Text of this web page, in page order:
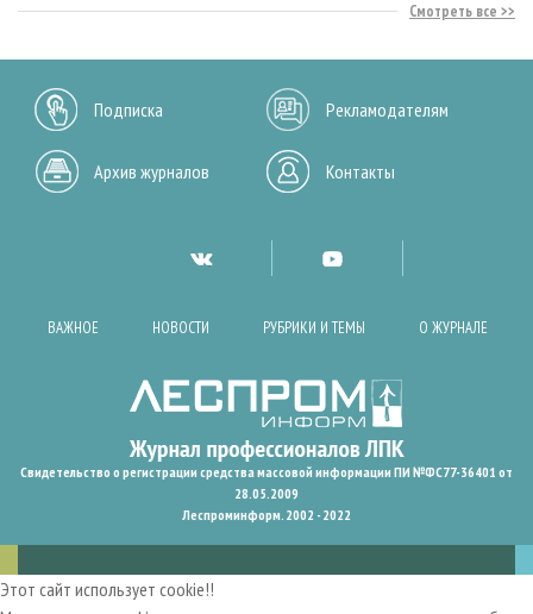
Смотреть все
Подписка Рекламодателям
Архив журналов Контакты
ВАЖНОЕ НОВОСТИ РУБРИКИ И ТЕМЫ О ЖУРНАЛЕ
Свидетельство о регистрации средства массовой информации ПИ №ФС77-36401 от
28.05.2009
Леспроминформ. 2002 - 2022
Этот сайт использует cookie!!